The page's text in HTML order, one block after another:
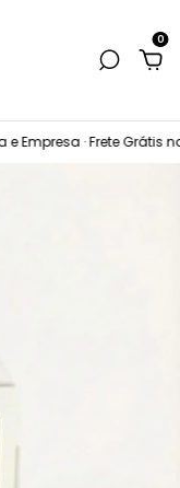
0
· Frete Grátis